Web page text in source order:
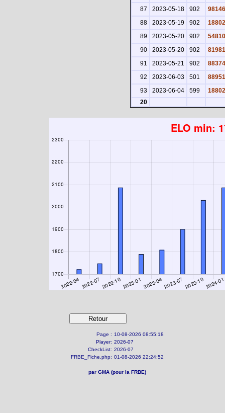
87
2023-05-18 902
98146
88
2023-05-19 902
18802
89
2023-05-20 902
54810
90
2023-05-20 902
81981
91
2023-05-21 902
88374
92
2023-06-03 501
88951
93
2023-06-04 599
18802
20
Page : 10-08-2026 08:55:18
Player: 2026-07
CheckList: 2026-07
FRBE_Fiche.php: 01-08-2026 22:24:52
par GMA (pour la FRBE)